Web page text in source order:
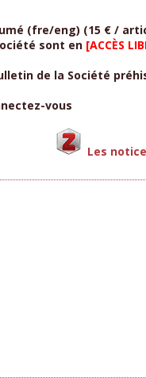
(fre/eng) (15 € /
sont en [ACCÈS
de la Société
vous
Les